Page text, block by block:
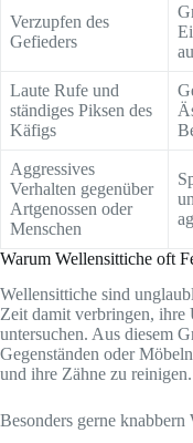
Verzupfen des
Gefieders
Laute Rufe und
ständiges Piksen des
Käfigs
Aggressives
Verhalten gegenüber
Artgenossen oder
Menschen
Warum Wellensittiche oft
Wellensittiche sind
Zeit damit verbringen, ihre
untersuchen. Aus diesem
Gegenständen oder
und ihre Zähne zu reinigen.
Besonders gerne knabbern